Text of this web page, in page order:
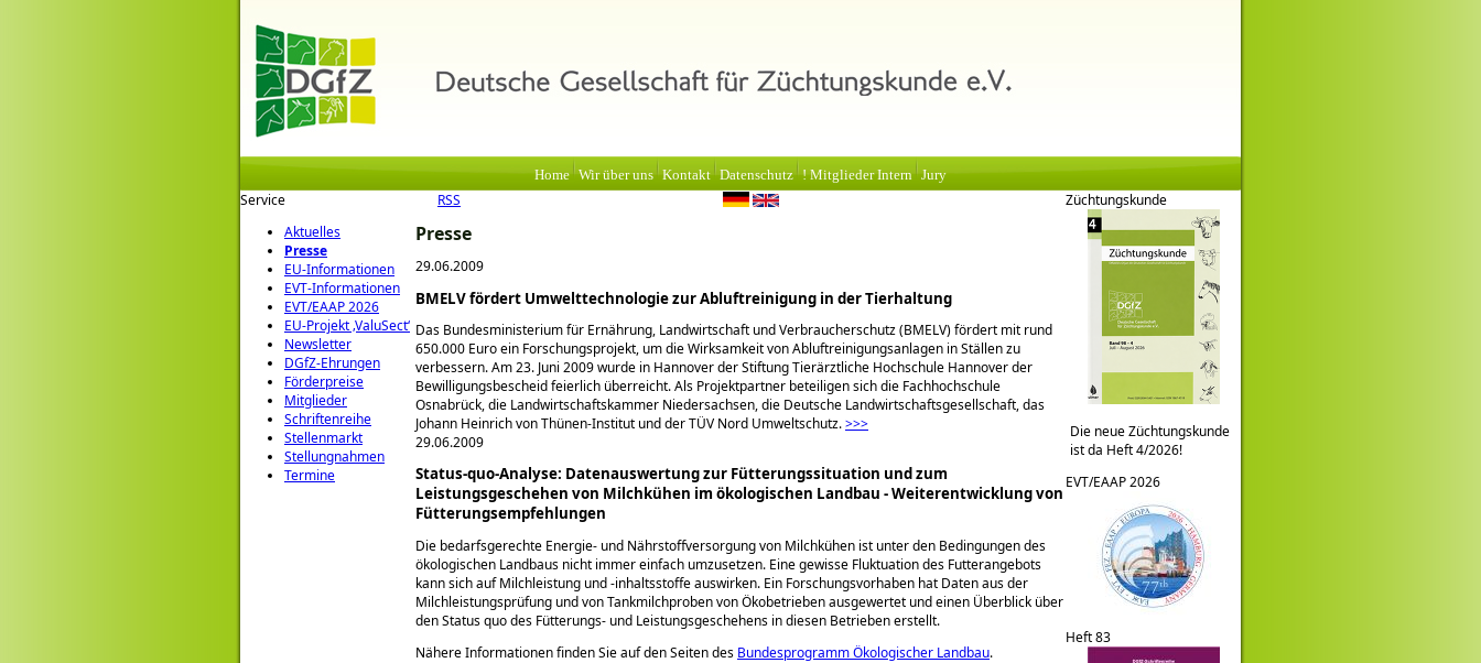
Home Wir über uns Kontakt Datenschutz ! Mitglieder Intern Jury
Service
Aktuelles
Presse
EU-Informationen
EVT-Informationen
EVT/EAAP 2026
EU-Projekt ‚ValuSect‘
Newsletter
DGfZ-Ehrungen
Förderpreise
Mitglieder
Schriftenreihe
Stellenmarkt
Stellungnahmen
Termine
RSS
Presse
29.06.2009
BMELV fördert Umwelttechnologie zur Abluftreinigung in der Tierhaltung
Das Bundesministerium für Ernährung, Landwirtschaft und Verbraucherschutz (BMELV) fördert mit rund
650.000 Euro ein Forschungsprojekt, um die Wirksamkeit von Abluftreinigungsanlagen in Ställen zu
verbessern. Am 23. Juni 2009 wurde in Hannover der Stiftung Tierärztliche Hochschule Hannover der
Bewilligungsbescheid feierlich überreicht. Als Projektpartner beteiligen sich die Fachhochschule
Osnabrück, die Landwirtschaftskammer Niedersachsen, die Deutsche Landwirtschaftsgesellschaft, das
Johann Heinrich von Thünen-Institut und der TÜV Nord Umweltschutz.>>>
29.06.2009
Status-quo-Analyse: Datenauswertung zur Fütterungssituation und zum
Leistungsgeschehen von Milchkühen im ökologischen Landbau - Weiterentwicklung von
Fütterungsempfehlungen
Die bedarfsgerechte Energie- und Nährstoffversorgung von Milchkühen ist unter den Bedingungen des
ökologischen Landbaus nicht immer einfach umzusetzen. Eine gewisse Fluktuation des Futterangebots
kann sich auf Milchleistung und -inhaltsstoffe auswirken. Ein Forschungsvorhaben hat Daten aus der
Milchleistungsprüfung und von Tankmilchproben von Ökobetrieben ausgewertet und einen Überblick über
den Status quo des Fütterungs- und Leistungsgeschehens in diesen Betrieben erstellt.
Nähere Informationen finden Sie auf den Seiten des Bundesprogramm Ökologischer Landbau.
Züchtungskunde
Die neue Züchtungskunde
ist da Heft 4/2026!
EVT/EAAP 2026
Heft 83